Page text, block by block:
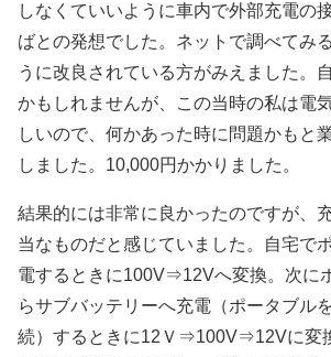
しなくていいように車内で外部充電の
ばとの発想でした。ネットで調べてみ
うに改良されている方がみえました。
かもしれませんが、この当時の私は電
しいので、何かあった時に問題かもと
しました。10,000円かかりました。
結果的には非常に良かったのですが、
当なものだと感じていました。自宅で
電するときに100V⇒12Vへ変換。次に
らサブバッテリーへ充電（ポータブル
続）するときに12Ｖ⇒100V⇒12Vに変